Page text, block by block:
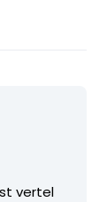
vertel